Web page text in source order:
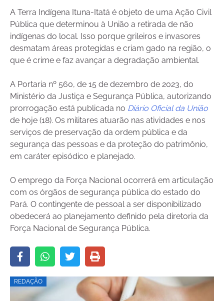
A Terra Indígena Ituna-Itatá é objeto de uma Ação Civil
Pública que determinou à União a retirada de não
indígenas do local. Isso porque grileiros e invasores
desmatam áreas protegidas e criam gado na região, o
que é crime e faz avançar a degradação ambiental.
A Portaria nº 560, de 15 de dezembro de 2023, do
Ministério da Justiça e Segurança Pública, autorizando
prorrogação está publicada no Diário Oficial da União
de hoje (18). Os militares atuarão nas atividades e nos
serviços de preservação da ordem pública e da
segurança das pessoas e da proteção do patrimônio,
em caráter episódico e planejado.
O emprego da Força Nacional ocorrerá em articulação
com os órgãos de segurança pública do estado do
Pará. O contingente de pessoal a ser disponibilizado
obedecerá ao planejamento definido pela diretoria da
Força Nacional de Segurança Pública.
REDAÇÃO